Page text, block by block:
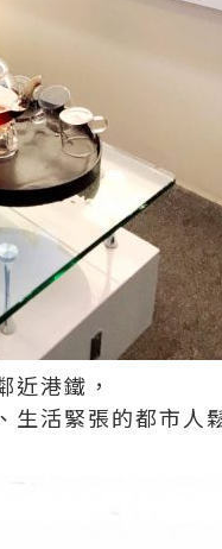
近港鐵，
活緊張的都市人